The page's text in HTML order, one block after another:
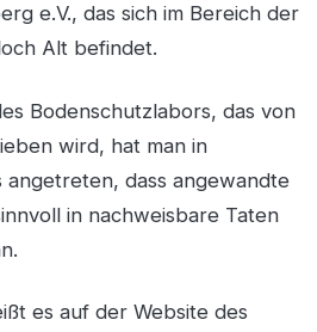
e.V., das sich im Bereich der
Alt befindet.
Bodenschutzlabors, das von
wird, hat man in
dass angewandte
in nachweisbare Taten
es auf der Website des